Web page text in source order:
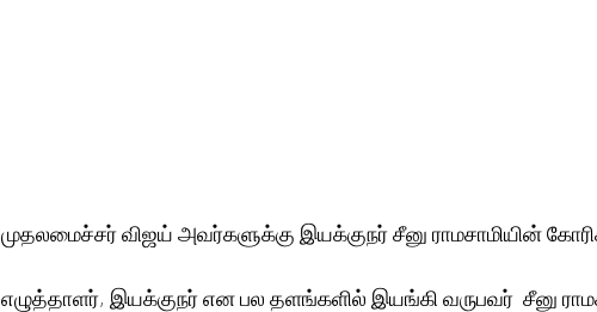
முதலமைச்சர் விஜய் அவர்களுக்கு இயக்குநர் சீனு ராமசாமியின்
எழுத்தாளர், இயக்குநர் என பல தளங்களில் இயங்கி வருபவர்  சீனு